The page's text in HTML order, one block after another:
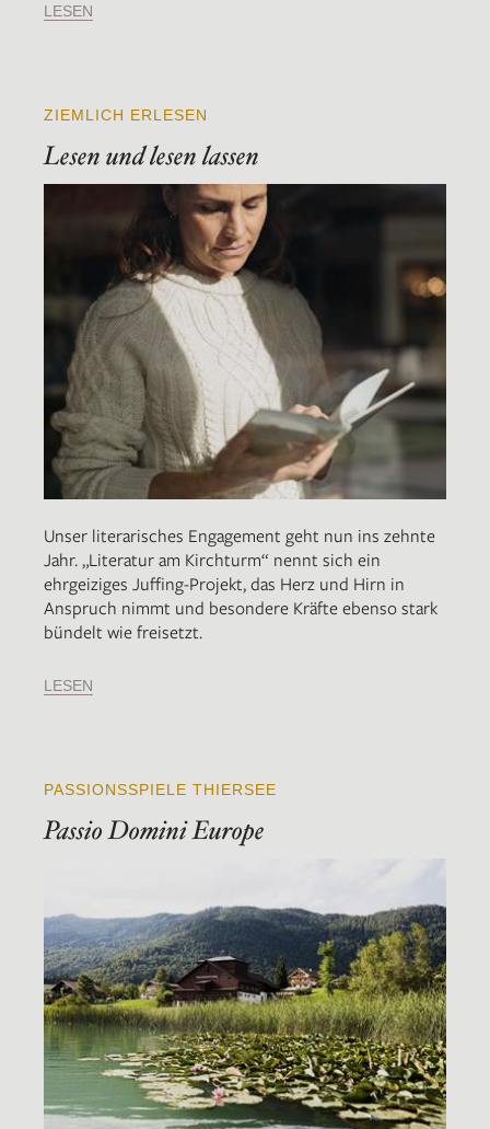
LESEN
ZIEMLICH ERLESEN
Lesen und lesen lassen
Unser literarisches Engagement geht nun ins zehnte
Jahr. „Literatur am Kirchturm“ nennt sich ein
ehrgeiziges Juffing-Projekt, das Herz und Hirn in
Anspruch nimmt und besondere Kräfte ebenso stark
bündelt wie freisetzt.
LESEN
PASSIONSSPIELE THIERSEE
Passio Domini Europe